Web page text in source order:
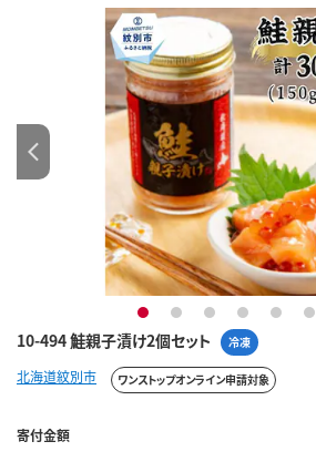
10-494 鮭親子漬け2個セット 冷凍
1 2 3 4 5 6
北海道紋別市 ワンストップオンライン申請対象
寄付金額